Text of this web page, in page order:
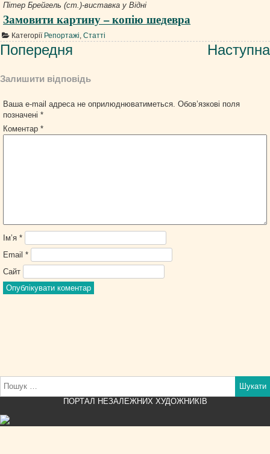
Пітер Брейгель (ст.)-виставка у Відні
Замовити картину – копію шедевра
Категорії Репортажі Статті
Навігація
записів
Попередня Наступна
Залишити відповідь
Ваша e-mail адреса не оприлюднюватиметься. Обов’язкові поля
позначені*
Коментар*
Ім’я*
Email*
Сайт
Пошук:
ПОРТАЛ НЕЗАЛЕЖНИХ ХУДОЖНИКІВ